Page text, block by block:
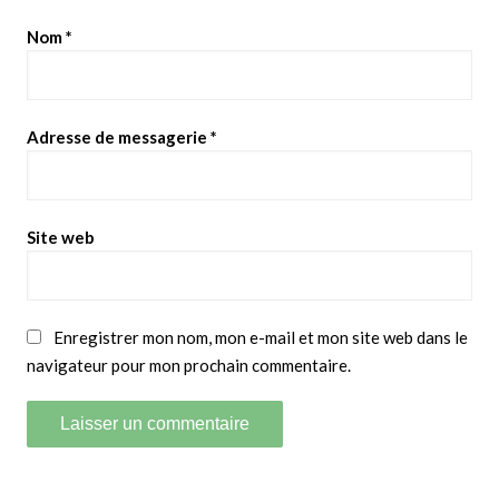
Nom*
Adresse de messagerie *
Site web
Enregistrer mon nom, mon e-mail et mon site web dans le
navigateur pour mon prochain commentaire.